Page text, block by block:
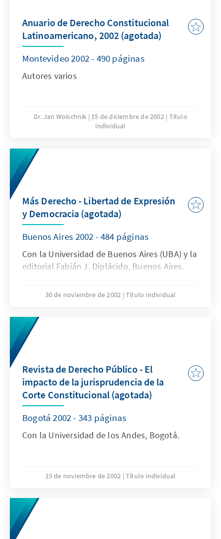
Anuario de Derecho Constitucional
Latinoamericano, 2002 (agotada)
Montevideo 2002 - 490 páginas
Autores varios
Dr. Jan Woischnik 15 de diciembre de 2002 Título
individual
Más Derecho - Libertad de Expresión
y Democracia (agotada)
Buenos Aires 2002 - 484 páginas
Con la Universidad de Buenos Aires (UBA) y la
editorial Fabián J. Diplácido, Buenos Aires.
30 de noviembre de 2002 Título individual
Revista de Derecho Público - El
impacto de la jurisprudencia de la
Corte Constitucional (agotada)
Bogotá 2002 - 343 páginas
Con la Universidad de los Andes, Bogotá.
15 de noviembre de 2002 Título individual